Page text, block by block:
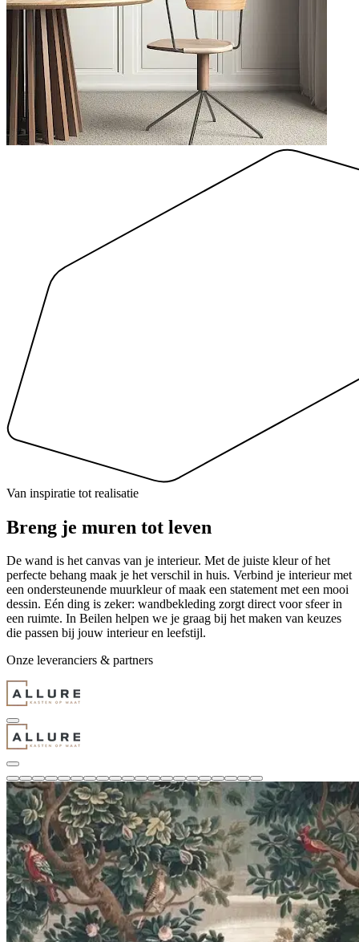
Van inspiratie tot realisatie
Breng je muren tot leven
De wand is het canvas van je interieur. Met de juiste kleur of het
perfecte behang maak je het verschil in huis. Verbind je interieur met
een ondersteunende muurkleur of maak een statement met een mooi
dessin. Eén ding is zeker: wandbekleding zorgt direct voor sfeer in
een ruimte. In Beilen helpen we je graag bij het maken van keuzes
die passen bij jouw interieur en leefstijl.
Onze leveranciers & partners